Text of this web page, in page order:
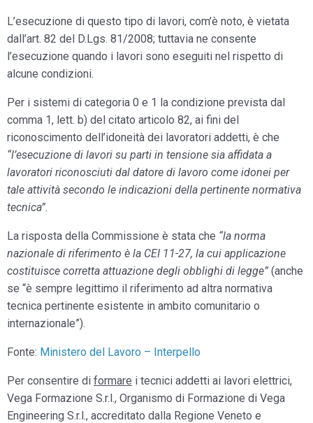
L’esecuzione di questo tipo di lavori, com’è noto, è vietata
dall’art. 82 del D.Lgs. 81/2008; tuttavia ne consente
l’esecuzione quando i lavori sono eseguiti nel rispetto di
alcune condizioni.
Per i sistemi di categoria 0 e 1 la condizione prevista dal
comma 1, lett. b) del citato articolo 82, ai fini del
riconoscimento dell’idoneità dei lavoratori addetti, è che
“l’esecuzione di lavori su parti in tensione sia affidata a
lavoratori riconosciuti dal datore di lavoro come idonei per
tale attività secondo le indicazioni della pertinente normativa
tecnica”.
La risposta della Commissione è stata che “la norma
nazionale di riferimento è la CEI 11-27, la cui applicazione
costituisce corretta attuazione degli obblighi di legge” (anche
se “è sempre legittimo il riferimento ad altra normativa
tecnica pertinente esistente in ambito comunitario o
internazionale”).
Fonte: Ministero del Lavoro – Interpello
Per consentire di formare i tecnici addetti ai lavori elettrici,
Vega Formazione S.r.l., Organismo di Formazione di Vega
Engineering S.r.l., accreditato dalla Regione Veneto e